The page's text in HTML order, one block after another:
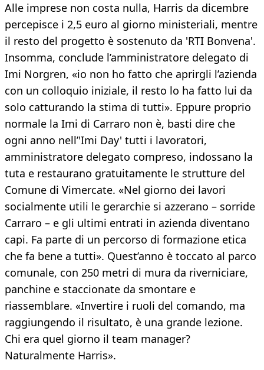
Alle imprese non costa nulla, Harris da dicembre
percepisce i 2,5 euro al giorno ministeriali, mentre
il resto del progetto è sostenuto da 'RTI Bonvena'.
Insomma, conclude l’amministratore delegato di
Imi Norgren, «io non ho fatto che aprirgli l’azienda
con un colloquio iniziale, il resto lo ha fatto lui da
solo catturando la stima di tutti». Eppure proprio
normale la Imi di Carraro non è, basti dire che
ogni anno nell’'Imi Day' tutti i lavoratori,
amministratore delegato compreso, indossano la
tuta e restaurano gratuitamente le strutture del
Comune di Vimercate. «Nel giorno dei lavori
socialmente utili le gerarchie si azzerano – sorride
Carraro – e gli ultimi entrati in azienda diventano
capi. Fa parte di un percorso di formazione etica
che fa bene a tutti». Quest’anno è toccato al parco
comunale, con 250 metri di mura da riverniciare,
panchine e staccionate da smontare e
riassemblare. «Invertire i ruoli del comando, ma
raggiungendo il risultato, è una grande lezione.
Chi era quel giorno il team manager?
Naturalmente Harris».